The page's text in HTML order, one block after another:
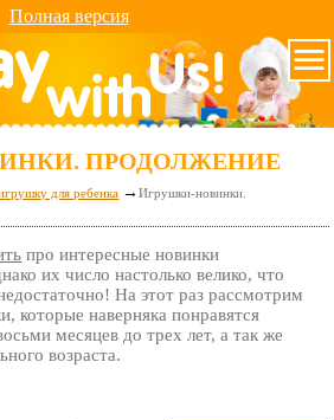
Полная версия
ПРОДОЛЖЕНИЕ
для ребенка →Игрушки-новинки.
про интересные новинки
их число настолько велико, что
На этот раз рассмотрим
которые наверняка понравятся
месяцев до трех лет, а так же
возраста.